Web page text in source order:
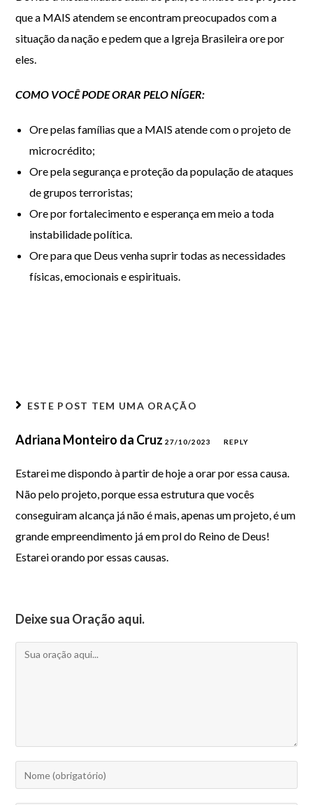
que a MAIS atendem se encontram preocupados com a
situação da nação e pedem que a Igreja Brasileira ore por
eles.
COMO VOCÊ PODE ORAR PELO NÍGER:
Ore pelas famílias que a MAIS atende com o projeto de
microcrédito;
Ore pela segurança e proteção da população de ataques
de grupos terroristas;
Ore por fortalecimento e esperança em meio a toda
instabilidade política.
Ore para que Deus venha suprir todas as necessidades
físicas, emocionais e espirituais.
ESTE POST TEM UMA ORAÇÃO
Adriana Monteiro da Cruz27/10/2023 REPLY
Estarei me dispondo à partir de hoje a orar por essa causa.
Não pelo projeto, porque essa estrutura que vocês
conseguiram alcança já não é mais, apenas um projeto, é um
grande empreendimento já em prol do Reino de Deus!
Estarei orando por essas causas.
Deixe sua Oração aqui.